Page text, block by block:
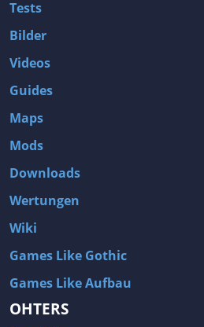
Tests
Bilder
Videos
Guides
Maps
Mods
Downloads
Wertungen
Wiki
Games Like Gothic
Games Like Aufbau
OHTERS